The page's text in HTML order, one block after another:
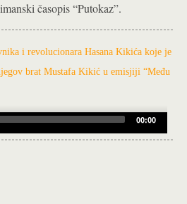
časopis “Putokaz”.
i revolucionara Hasana Kikića koje je
brat Mustafa Kikić u emisjiji “Među
00:00